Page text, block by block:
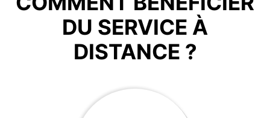
DU SERVICE À
DISTANCE ?